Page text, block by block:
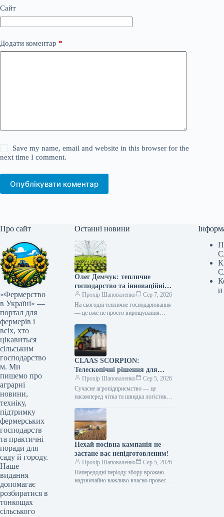
Сайт
Додати коментар *
Save my name, email and website in this browser for the
next time I comment.
Опублікувати коментар
Про сайт
«Фермерство
в Україні» —
портал для
фермерів і
всіх, хто
цікавиться
сільським
господарство
м. Ми
пишемо про
аграрні
новини,
техніку,
підтримку
фермерських
господарств
та практичні
поради для
саду й городу.
Наше
видання
допомагає
розбиратися в
тонкощах
сільського
Останні новини
Олег Демчук: тепличне
господарство та інноваційні
центри в Україні
Прохір Шаповаленко
Сер 7, 2026
На сьогодні тепличне господарювання
— це вже не просто вирощування
технологій та цифрових інструментів,
що…
CLAAS SCORPION:
Телескопічні рішення для
ефективного агрологістичного
менеджменту
Прохір Шаповаленко
Сер 5, 2026
Сучасне агропідприємство — це
насамперед чітка та швидка логістика.
тисяч тонн зерна, робота з
біогазовими…
Нехай посівна кампанія не
застане вас непідготовленим!
Прохір Шаповаленко
Сер 5, 2026
Напередодні періоду збору врожаю
надзвичайно важливо вчасно провести
и